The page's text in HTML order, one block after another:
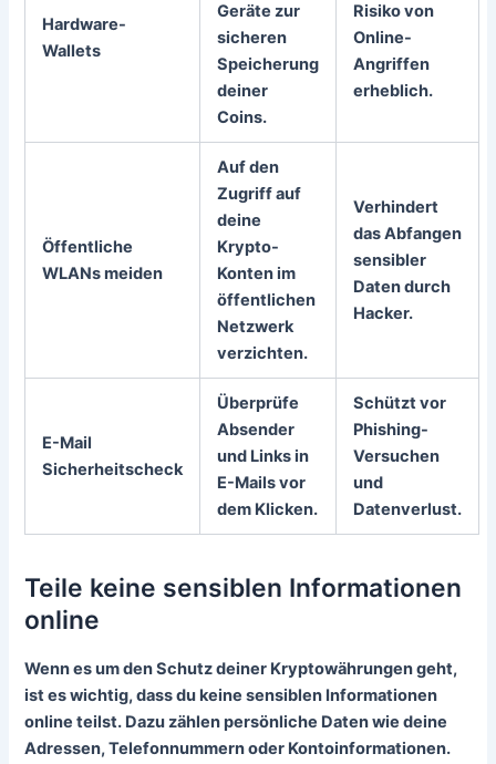
Hardware-
Wallets
Geräte zur
sicheren
Speicherung
deiner
Coins.
Risiko von
Online-
Angriffen
erheblich.
Öffentliche
WLANs meiden
Auf den
Zugriff auf
deine
Krypto-
Konten im
öffentlichen
Netzwerk
verzichten.
Verhindert
das Abfangen
sensibler
Daten durch
Hacker.
E-Mail
Sicherheitscheck
Überprüfe
Absender
und Links in
E-Mails vor
dem Klicken.
Schützt vor
Phishing-
Versuchen
und
Datenverlust.
Teile keine sensiblen Informationen
online
Wenn es um den Schutz deiner Kryptowährungen geht,
ist es wichtig, dass dukeine sensiblen Informationen
online teilst. Dazu zählen persönliche Daten wie deine
Adressen, Telefonnummern oder Kontoinformationen.